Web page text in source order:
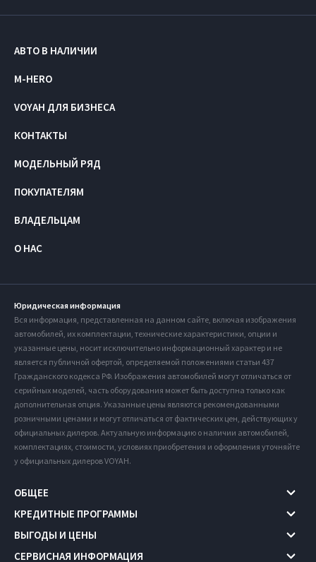
АВТО В НАЛИЧИИ
M-HERO
VOYAH ДЛЯ БИЗНЕСА
КОНТАКТЫ
МОДЕЛЬНЫЙ РЯД
ПОКУПАТЕЛЯМ
ВЛАДЕЛЬЦАМ
О НАС
Юридическая информация
Вся информация, представленная на данном сайте, включая изображения
автомобилей, их комплектации, технические характеристики, опции и
указанные цены, носит исключительно информационный характер и не
является публичной офертой, определяемой положениями статьи 437
Гражданского кодекса РФ. Изображения автомобилей могут отличаться от
серийных моделей, часть оборудования может быть доступна только как
дополнительная опция. Указанные цены являются рекомендованными
розничными ценами и могут отличаться от фактических цен, действующих у
официальных дилеров. Актуальную информацию о наличии автомобилей,
комплектациях, стоимости, условиях приобретения и оформления уточняйте
у официальных дилеров VOYAH.
ОБЩЕЕ
КРЕДИТНЫЕ ПРОГРАММЫ
ВЫГОДЫ И ЦЕНЫ
СЕРВИСНАЯ ИНФОРМАЦИЯ